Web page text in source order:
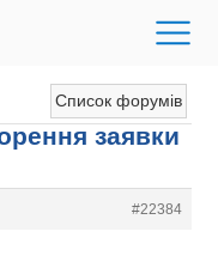
Список форумів
заявки
#22384